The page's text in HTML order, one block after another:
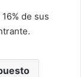
de sus